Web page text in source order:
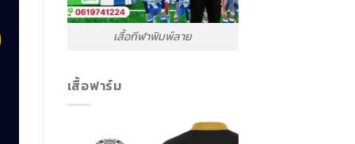
เสื้อกีฬาพิมพ์ลาย
เสื้อฟาร์ม